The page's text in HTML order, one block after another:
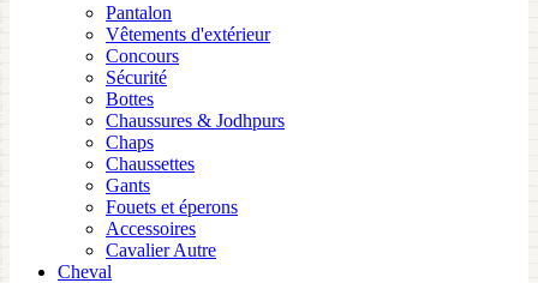
Pantalon
Vêtements d'extérieur
Concours
Sécurité
Bottes
Chaussures & Jodhpurs
Chaps
Chaussettes
Gants
Fouets et éperons
Accessoires
Cavalier Autre
Cheval